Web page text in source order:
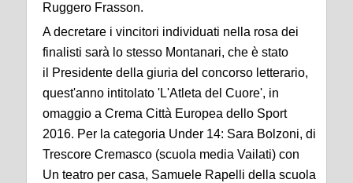
Ruggero Frasson.
A decretare i vincitori individuati nella rosa dei
finalisti sarà lo stesso Montanari, che è stato
il Presidente della giuria del concorso letterario,
quest'anno intitolato 'L'Atleta del Cuore', in
omaggio a Crema Città Europea dello Sport
2016. Per la categoria Under 14: Sara Bolzoni, di
Trescore Cremasco (scuola media Vailati) con
Un teatro per casa, Samuele Rapelli della scuola